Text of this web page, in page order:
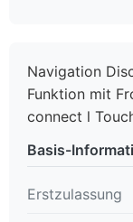
uns Zeit für Sie.
Leasing &
Einfach.
passt - ob
Versicherung
- verständlich und
Eintausch & Ankauf
Navigation
Funktion mit
connect l
Basis-
Erstzulassung